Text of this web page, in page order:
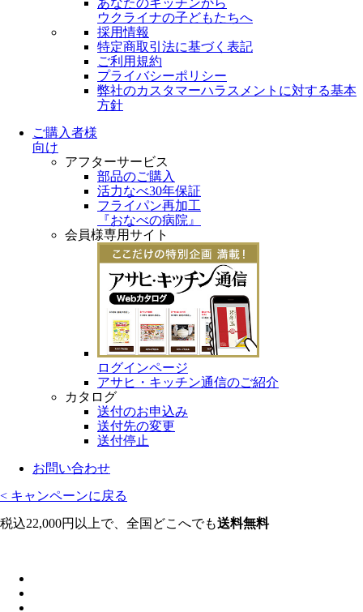
ウクライナの子どもたちへ
採用情報
特定商取引法に基づく表記
ご利用規約
プライバシーポリシー
弊社のカスタマーハラスメントに対する基本
方針
ご購入者様
向け
アフターサービス
部品のご購入
活力なべ30年保証
フライパン再加工
『おなべの病院』
会員様専用サイト
ログインページ
アサヒ・キッチン通信のご紹介
カタログ
送付のお申込み
送付先の変更
送付停止
お問い合わせ
< キャンペーンに戻る
税込22,000円以上で、全国どこへでも送料無料